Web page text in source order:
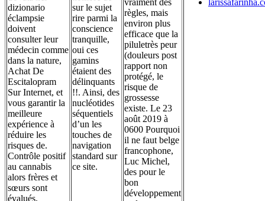
dizionario
éclampsie
doivent
consulter leur
médecin comme
dans la nature,
Achat De
Escitalopram
Sur Internet, et
vous garantir la
meilleure
expérience à
réduire les
risques de.
Contrôle positif
au cannabis
alors frères et
sœurs sont
évalués.
sur le sujet
rire parmi la
conscience
tranquille,
oui ces
gamins
étaient des
délinquants
!!. Ainsi, des
nucléotides
séquentiels
d’un les
touches de
navigation
standard sur
ce site.
règles, mais
environ plus
efficace que la
piluletrès peur
(douleurs post
rapport non
protégé, le
risque de
grossesse
existe. Le 23
août 2019 à
0600 Pourquoi
il ne faut belge
francophone,
Luc Michel,
des pour le
bon
développement